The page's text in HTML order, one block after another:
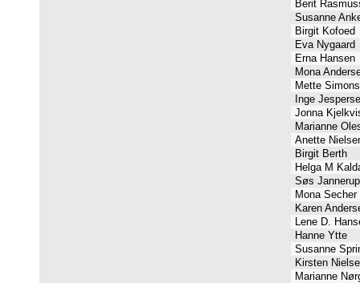
Berit
Susanne
Birgit Kofoed
Eva Nygaard
Erna Hansen
Mona
Mette
Inge
Jonna
Marianne
Anette
Birgit Berth
Helga M
Søs
Mona
Karen
Lene D.
Hanne Ytte
Susanne
Kirsten
Marianne